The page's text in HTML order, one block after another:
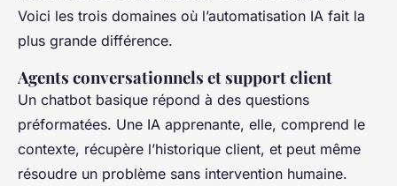
Voici les trois domaines où l’automatisation IA fait la
plus grande différence.
Agents conversationnels et support client
Un chatbot basique répond à des questions
préformatées. Une IA apprenante, elle, comprend le
contexte, récupère l’historique client, et peut même
résoudre un problème sans intervention humaine.